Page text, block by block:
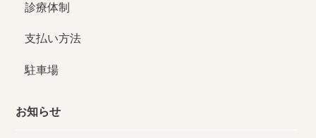
診療体制
支払い方法
駐車場
お知らせ